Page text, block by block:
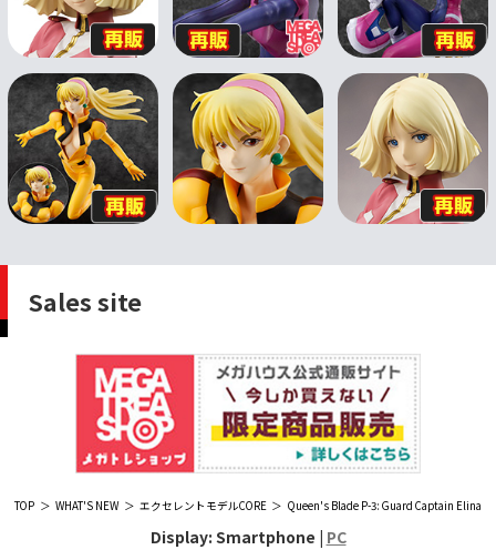
Sales site
TOP WHAT'S NEW エクセレントモデルCORE Queen's Blade P-3: Guard Captain Elina
Display: Smartphone | PC